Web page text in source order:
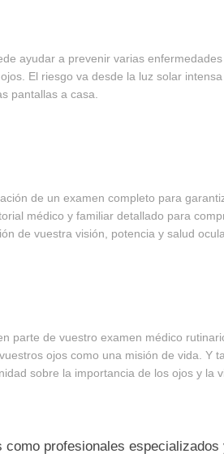
ayudar a prevenir varias
El riesgo va desde la luz solar
pantallas a casa.
de un examen completo para
médico y familiar detallado para
de vuestra visión, potencia y salud
parte de vuestro examen médico
ojos como una misión de vida. Y
sobre la importancia de los ojos y la
profesionales